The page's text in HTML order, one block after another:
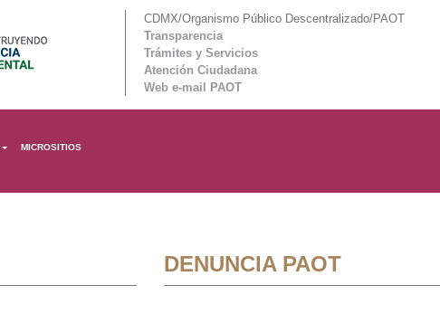
CDMX/Organismo Público Descentralizado/PAOT
Transparencia
Trámites y Servicios
Atención Ciudadana
Web e-mail PAOT
MICROSITIOS
DENUNCIA PAOT